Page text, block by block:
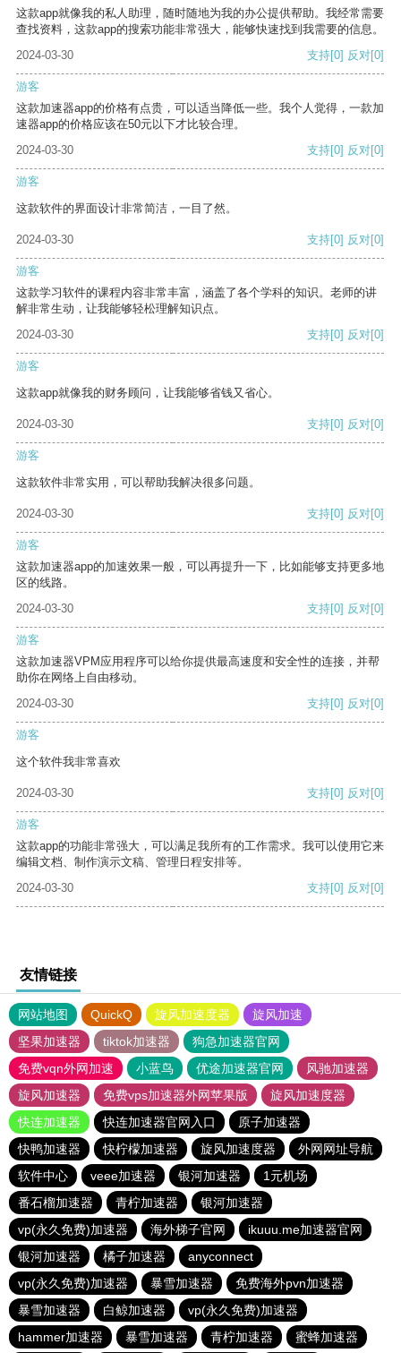
这款app就像我的私人助理，随时随地为我的办公提供帮助。我经常需要
查找资料，这款app的搜索功能非常强大，能够快速找到我需要的信息。
2024-03-30
支持[0] 反对[0]
游客
这款加速器app的价格有点贵，可以适当降低一些。我个人觉得，一款加
速器app的价格应该在50元以下才比较合理。
2024-03-30
支持[0] 反对[0]
游客
这款软件的界面设计非常简洁，一目了然。
2024-03-30 支持[0] 反对[0]
游客
这款学习软件的课程内容非常丰富，涵盖了各个学科的知识。老师的讲
解非常生动，让我能够轻松理解知识点。
2024-03-30
支持[0] 反对[0]
游客
这款app就像我的财务顾问，让我能够省钱又省心。
2024-03-30 支持[0] 反对[0]
游客
这款软件非常实用，可以帮助我解决很多问题。
2024-03-30 支持[0] 反对[0]
游客
这款加速器app的加速效果一般，可以再提升一下，比如能够支持更多地
区的线路。
2024-03-30
支持[0] 反对[0]
游客
这款加速器VPM应用程序可以给你提供最高速度和安全性的连接，并帮
助你在网络上自由移动。
2024-03-30
支持[0] 反对[0]
游客
这个软件我非常喜欢
2024-03-30 支持[0] 反对[0]
游客
这款app的功能非常强大，可以满足我所有的工作需求。我可以使用它来
编辑文档、制作演示文稿、管理日程安排等。
2024-03-30
支持[0] 反对[0]
友情链接
网站地图 QuickQ 旋风加速度器
旋风加速
坚果加速器
tiktok加速器
狗急加速器官网
免费vqn外网加速
小蓝鸟 优途加速器官网
风驰加速器
旋风加速器
免费vps加速器外网苹果版
旋风加速度器
快连加速器
快连加速器官网入口
原子加速器
快鸭加速器
快柠檬加速器 旋风加速度器
外网网址导航
软件中心
veee加速器 银河加速器
1元机场
番石榴加速器
青柠加速器
银河加速器
vp(永久免费)加速器
海外梯子官网
ikuuu.me加速器官网
银河加速器
橘子加速器
anyconnect
vp(永久免费)加速器
暴雪加速器
免费海外pvn加速器
暴雪加速器
白鲸加速器
vp(永久免费)加速器
hammer加速器
暴雪加速器 青柠加速器 蜜蜂加速器